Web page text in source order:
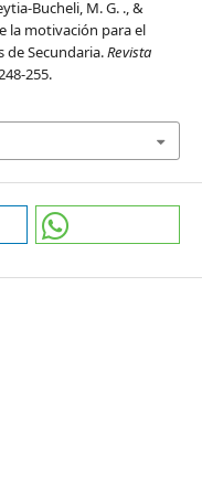
Bucheli, M. G. ., &
la motivación para el
de Secundaria.Revista
255.